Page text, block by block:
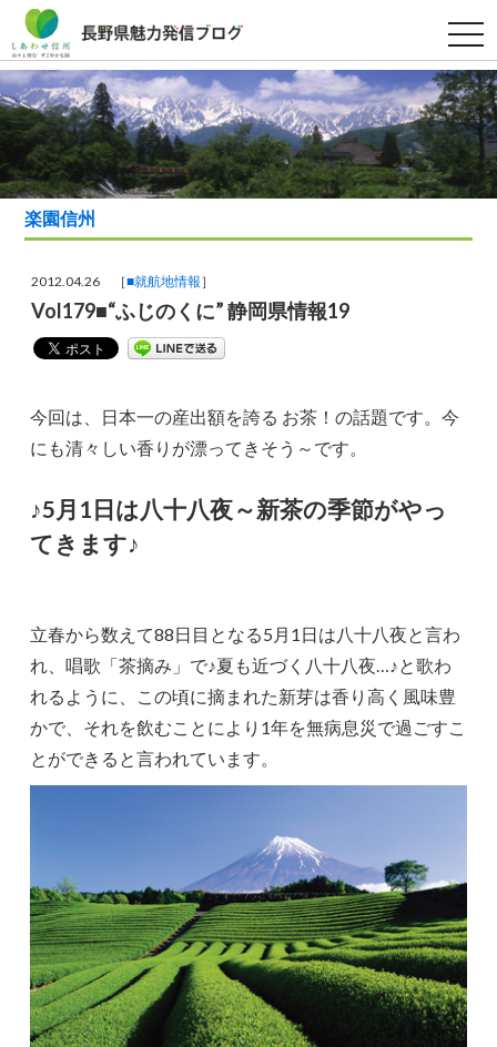
t
o
g
g
l
e
n
a
v
g
i
楽園信州
2012.04.26 ［■就航地情報 ］
Vol179■“ふじのくに” 静岡県情報19
今回は、日本一の産出額を誇る お茶！の話題です。今
にも清々しい香りが漂ってきそう～です。
♪5月1日は八十八夜～新茶の季節がやっ
てきます♪
立春から数えて88日目となる5月1日は八十八夜と言わ
れ、唱歌「茶摘み」で♪夏も近づく八十八夜…♪と歌わ
れるように、この頃に摘まれた新芽は香り高く風味豊
かで、それを飲むことにより1年を無病息災で過ごすこ
とができると言われています。